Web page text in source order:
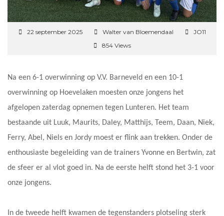
22 september 2025 Walter van Bloemendaal
JO11
854 Views
Na een 6-1 overwinning op V.V. Barneveld en een 10-1
overwinning op Hoevelaken moesten onze jongens het
afgelopen zaterdag opnemen tegen Lunteren. Het team
bestaande uit Luuk, Maurits, Daley, Matthijs, Teem, Daan, Niek,
Ferry, Abel, Niels en Jordy moest er flink aan trekken. Onder de
enthousiaste begeleiding van de trainers Yvonne en Bertwin, zat
de sfeer er al vlot goed in. Na de eerste helft stond het 3-1 voor
onze jongens.
In de tweede helft kwamen de tegenstanders plotseling sterk